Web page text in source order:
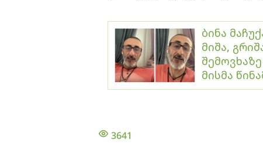
ბინა
მიშა,
მისმა
3641